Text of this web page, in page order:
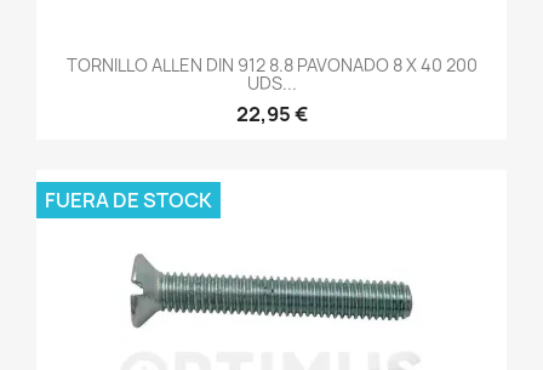
TORNILLO ALLEN DIN 912 8.8 PAVONADO 8 X 40 200
UDS...
22,95 €
FUERA DE STOCK